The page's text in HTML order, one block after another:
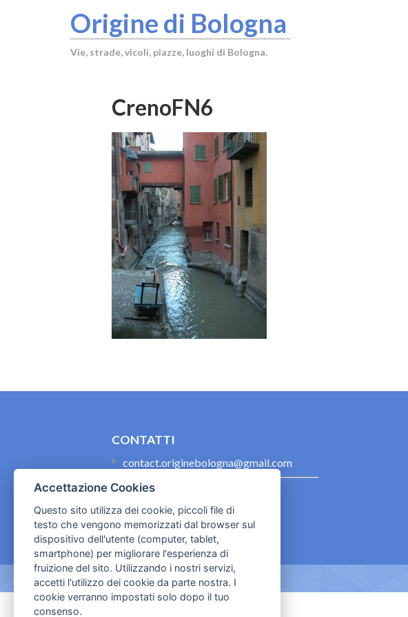
Origine di Bologna
Vie, strade, vicoli, piazze, luoghi di Bologna.
CrenoFN6
CONTATTI
contact.originebologna@gmail.com
Cookies e informativa privacy
Accettazione Cookies
Questo sito utilizza dei cookie, piccoli file di
testo che vengono memorizzati dal browser sul
dispositivo dell'utente (computer, tablet,
smartphone) per migliorare l'esperienza di
fruizione del sito. Utilizzando i nostri servizi,
accetti l'utilizzo dei cookie da parte nostra. I
cookie verranno impostati solo dopo il tuo
consenso.